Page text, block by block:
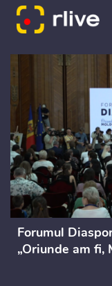
Forumul
„Oriunde am fi,